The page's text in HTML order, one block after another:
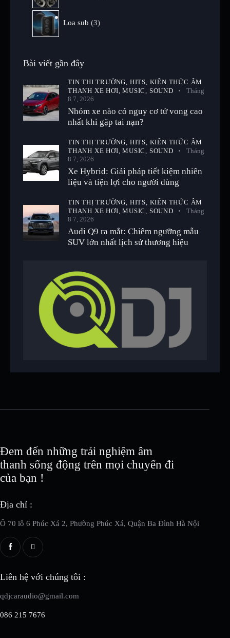
Loa sub 3
Bài viết gần đây
TIN THỊ TRƯỜNG, HITS, KIẾN THỨC ÂM
THANH XE HƠI,MUSIC, SOUND
Tháng
8 7, 2026
Nhóm xe nào có nguy cơ tử vong cao
nhất khi gặp tai nạn?
TIN THỊ TRƯỜNG, HITS, KIẾN THỨC ÂM
THANH XE HƠI,MUSIC, SOUND
Tháng
8 7, 2026
Xe Hybrid: Giải pháp tiết kiệm nhiên
liệu và tiện lợi cho người dùng
TIN THỊ TRƯỜNG, HITS, KIẾN THỨC ÂM
THANH XE HƠI,MUSIC, SOUND
Tháng
8 7, 2026
Audi Q9 ra mắt: Chiêm ngưỡng mẫu
SUV lớn nhất lịch sử thương hiệu
Đem đến những trải nghiệm âm
thanh sống động trên mọi chuyến đi
của bạn !
Địa chỉ :
Ô 70 lô 6 Phúc Xá 2, Phường Phúc Xá, Quận Ba Đình Hà Nội
Liên hệ với chúng tôi :
qdjcaraudio@gmail.com
086 215 7676